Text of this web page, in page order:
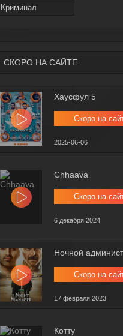
Криминал
СКОРО НА САЙТЕ
Хаусфул 5
Скоро на
2025-06-06
Chhaava
Скоро на
6 декабря 2024
Ночной
Скоро на
17 февраля 2023
Котту